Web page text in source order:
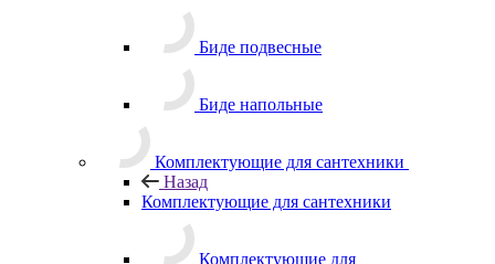
Биде подвесные
Биде напольные
Комплектующие для сантехники
Назад
Комплектующие для сантехники
Комплектующие для